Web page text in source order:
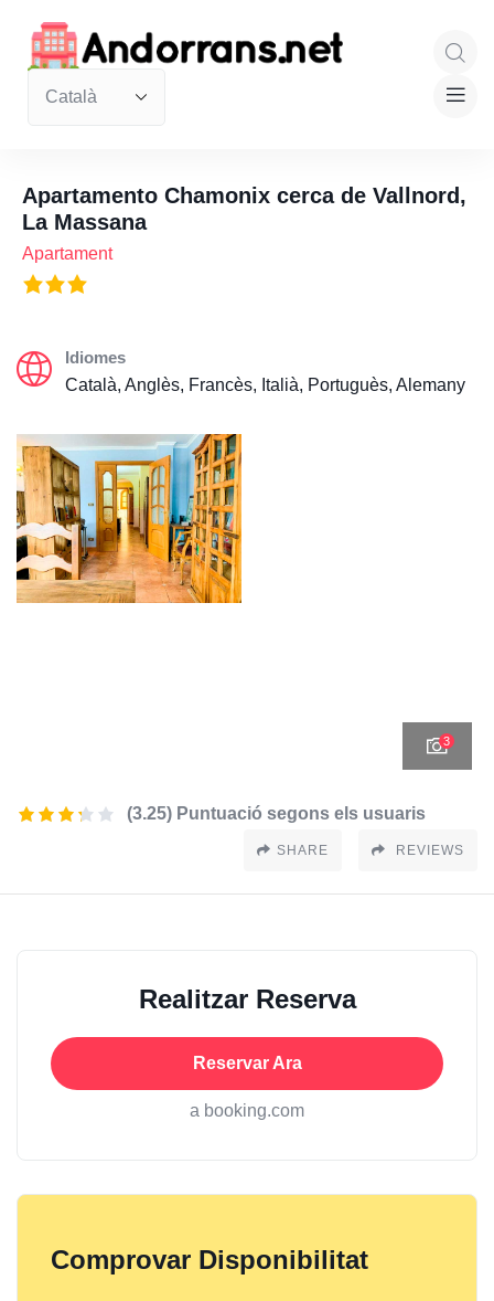
Apartamento Chamonix cerca de Vallnord,
La Massana
Apartament
Idiomes
Català, Anglès, Francès, Italià, Portuguès, Alemany
3
(3.25) Puntuació segons els usuaris
SHARE REVIEWS
Realitzar Reserva
Reservar Ara
a booking.com
Comprovar Disponibilitat